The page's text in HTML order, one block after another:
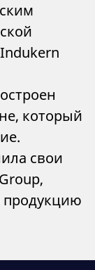
который
свои
продукцию